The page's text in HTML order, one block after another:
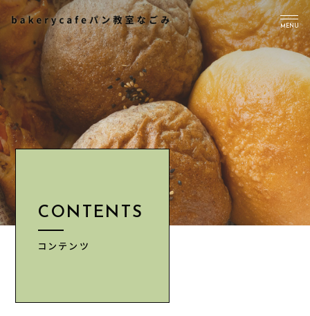
MENU
TOP
PICK UP
ABOUT US
Instagram
CONTENTS
NEWS
CONTACT
CONTENTS
コンテンツ